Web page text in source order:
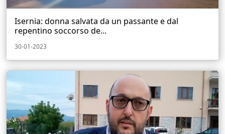
Isernia: donna salvata da un passante e dal
repentino soccorso de...
30-01-2023